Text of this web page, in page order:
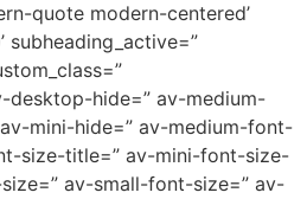
quote modern-centered’
subheading_active=”
desktop-hide=” av-medium-
mini-hide=” av-medium-font-
size-title=” av-mini-font-size-
av-small-font-size=” av-